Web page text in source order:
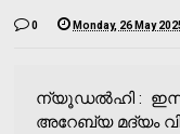
0 Monday, 26 May
ന്യൂഡല്‍ഹി :
അറേബ്യ മദ്യം